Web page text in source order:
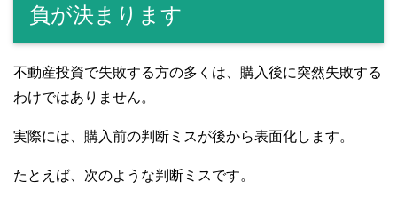
負が決まります
不動産投資で失敗する方の多くは、購入後に突然失敗する
わけではありません。
実際には、購入前の判断ミスが後から表面化します。
たとえば、次のような判断ミスです。